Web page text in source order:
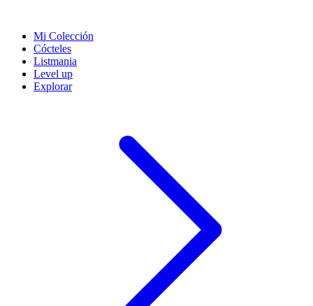
Mi Colección
Cócteles
Listmania
Level up
Explorar